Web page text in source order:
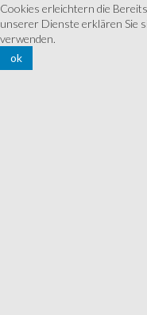
Cookies erleichtern die
unserer Dienste erklären Sie
verwenden.
ok